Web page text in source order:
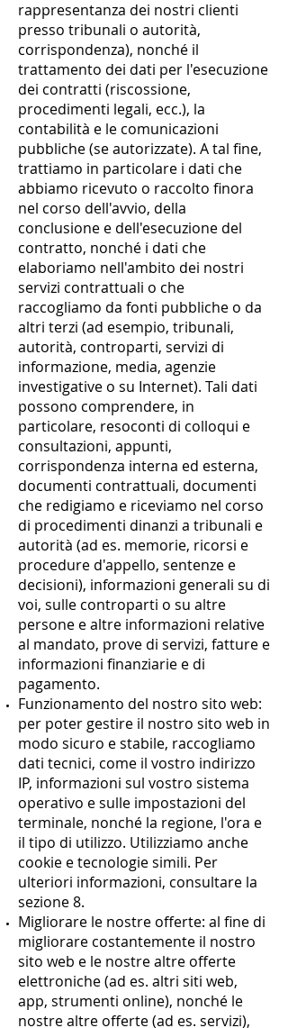
rappresentanza dei nostri clienti
presso tribunali o autorità,
corrispondenza), nonché il
trattamento dei dati per l'esecuzione
dei contratti (riscossione,
procedimenti legali, ecc.), la
contabilità e le comunicazioni
pubbliche (se autorizzate). A tal fine,
trattiamo in particolare i dati che
abbiamo ricevuto o raccolto finora
nel corso dell'avvio, della
conclusione e dell'esecuzione del
contratto, nonché i dati che
elaboriamo nell'ambito dei nostri
servizi contrattuali o che
raccogliamo da fonti pubbliche o da
altri terzi (ad esempio, tribunali,
autorità, controparti, servizi di
informazione, media, agenzie
investigative o su Internet). Tali dati
possono comprendere, in
particolare, resoconti di colloqui e
consultazioni, appunti,
corrispondenza interna ed esterna,
documenti contrattuali, documenti
che redigiamo e riceviamo nel corso
di procedimenti dinanzi a tribunali e
autorità (ad es. memorie, ricorsi e
procedure d'appello, sentenze e
decisioni), informazioni generali su di
voi, sulle controparti o su altre
persone e altre informazioni relative
al mandato, prove di servizi, fatture e
informazioni finanziarie e di
pagamento.
Funzionamento del nostro sito web:
per poter gestire il nostro sito web in
modo sicuro e stabile, raccogliamo
dati tecnici, come il vostro indirizzo
IP, informazioni sul vostro sistema
operativo e sulle impostazioni del
terminale, nonché la regione, l'ora e
il tipo di utilizzo. Utilizziamo anche
cookie e tecnologie simili. Per
ulteriori informazioni, consultare la
sezione 8.
Migliorare le nostre offerte: al fine di
migliorare costantemente il nostro
sito web e le nostre altre offerte
elettroniche (ad es. altri siti web,
app, strumenti online), nonché le
nostre altre offerte (ad es. servizi),